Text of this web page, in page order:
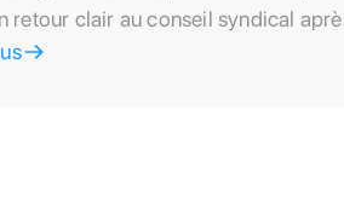
retour clair au conseil syndical